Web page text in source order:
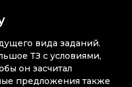
вида заданий.
ТЗ с условиями,
он засчитал
предложения также